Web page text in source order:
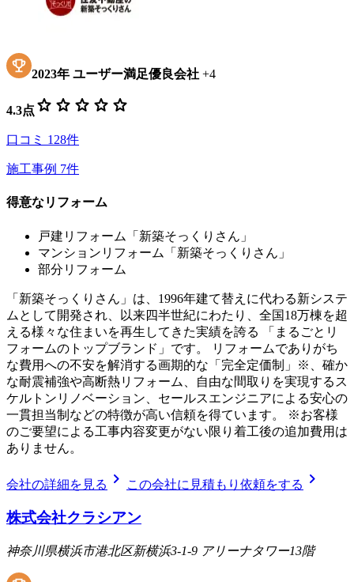
2023年 ユーザー満足優良会社 +4
4.3点 star star star star star
口コミ 128件
施工事例 7件
得意なリフォーム
戸建リフォーム「新築そっくりさん」
マンションリフォーム「新築そっくりさん」
部分リフォーム
「新築そっくりさん」は、1996年建て替えに代わる新システ
ムとして開発され、以来四半世紀にわたり、全国18万棟を超
える様々な住まいを再生してきた実績を誇る 「まるごとリ
フォームのトップブランド」です。 リフォームでありがち
な費用への不安を解消する画期的な「完全定価制」※、確か
な耐震補強や高断熱リフォーム、自由な間取りを実現するス
ケルトンリノベーション、セールスエンジニアによる安心の
一貫担当制などの特徴が高い信頼を得ています。 ※お客様
のご要望による工事内容変更がない限り着工後の追加費用は
ありません。
会社の詳細を見る chevron_right この会社に見積もり依頼をする chevron_right
株式会社クラシアン
神奈川県横浜市港北区新横浜3-1-9 アリーナタワー13階